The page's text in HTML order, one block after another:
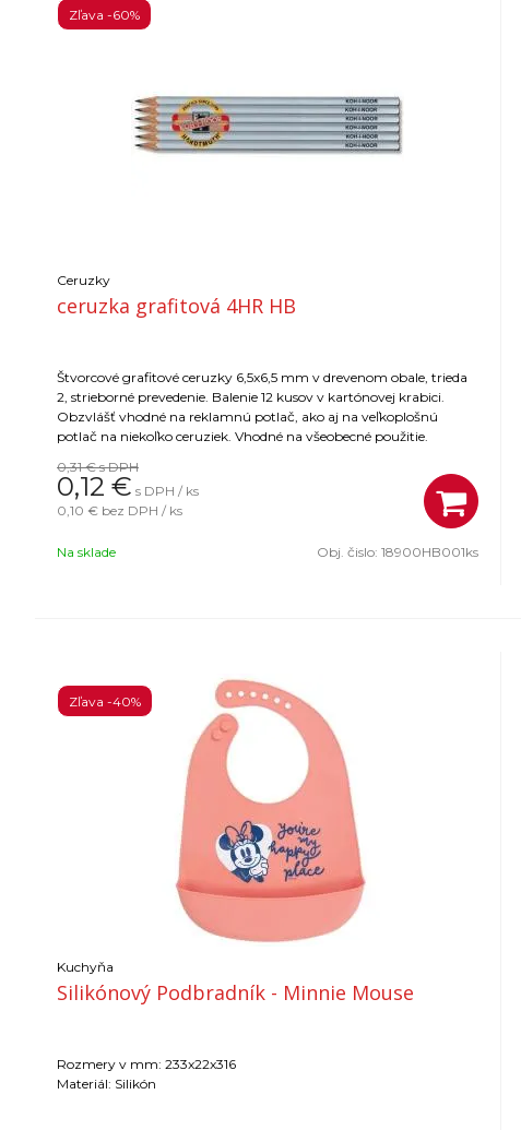
Ceruzky
ceruzka grafitová 4HR HB
Zľava -60%
Štvorcové grafitové ceruzky 6,5x6,5 mm v drevenom obale, trieda
2, strieborné prevedenie. Balenie 12 kusov v kartónovej krabici.
Obzvlášť vhodné na reklamnú potlač, ako aj na veľkoplošnú
potlač na niekoľko ceruziek. Vhodné na všeobecné použitie.
0,31 €s DPH
0,12 € s DPH / ks
0,10 € bez DPH / ks
Na sklade Obj. čislo: 18900HB001ks
Kuchyňa
Silikónový Podbradník - Minnie Mouse
Zľava -40%
Rozmery v mm: 233x22x316
Materiál: Silikón